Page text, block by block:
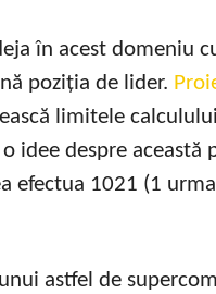
în acest domeniu
poziția de lider.
limitele
o idee despre
efectua 1021 (1
astfel de